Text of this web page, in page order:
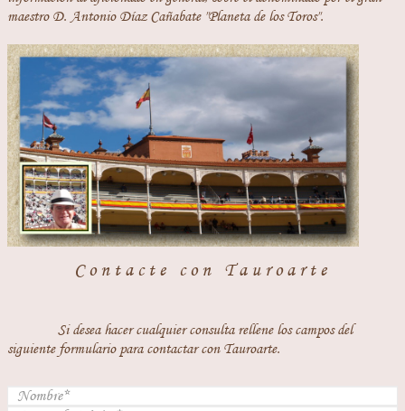
maestro D. Antonio Díaz Cañabate "Planeta de los Toros".
Contacte con Tauroarte
Si desea hacer cualquier consulta rellene los campos del
siguiente formulario para contactar con Tauroarte.